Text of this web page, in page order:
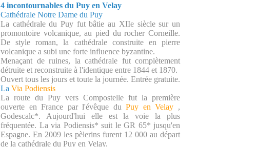
4 incontournables du Puy en Velay
Cathédrale Notre Dame du Puy
La cathédrale du Puy fut bâtie au XIIe siècle sur un
promontoire volcanique, au pied du rocher Corneille.
De style roman, la cathédrale construite en pierre
volcanique a subi une forte influence byzantine.
Menaçant de ruines, la cathédrale fut complètement
détruite et reconstruite à l'identique entre 1844 et 1870.
Ouvert tous les jours et toute la journée. Entrée gratuite.
La Via Podiensis
La route du Puy vers Compostelle fut la première
ouverte en France par l'évêque duPuy en Velay ,
Godescalc*. Aujourd'hui elle est la voie la plus
fréquentée. La via Podiensis* suit le GR 65* jusqu'en
Espagne. En 2009 les pèlerins furent 12 000 au départ
de la cathédrale du Puy en Velay.